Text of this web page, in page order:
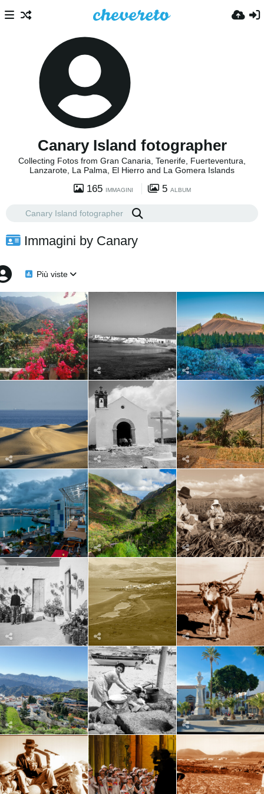
Canary Island fotographer
Collecting Fotos from Gran Canaria, Tenerife, Fuerteventura,
Lanzarote, La Palma, El Hierro and La Gomera Islands
165 IMMAGINI 5 ALBUM
Immagini by Canary
Più viste